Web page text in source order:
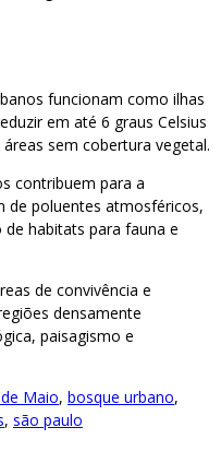
funcionam como ilhas
em até 6 graus Celsius
sem cobertura vegetal.
contribuem para a
de poluentes atmosféricos,
habitats para fauna e
de convivência e
densamente
paisagismo e
Maio, bosque urbano,
, são paulo